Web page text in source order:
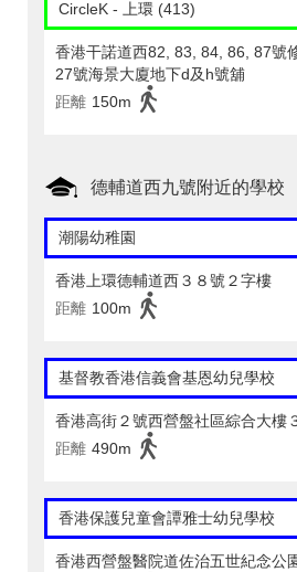
CircleK - 上環 (413)
香港干諾道西82, 83, 84, 86, 87號
27號海景大廈地下d及h號舖
距離 150m
德輔道西九號附近的學校
潮陽幼稚園
香港上環德輔道西３８號２字樓
距離 100m
基督教香港信義會基恩幼兒學校
香港高街２號西營盤社區綜合大樓
距離 490m
香港保護兒童會譚雅士幼兒學校
香港西營盤醫院道佐治五世紀念公